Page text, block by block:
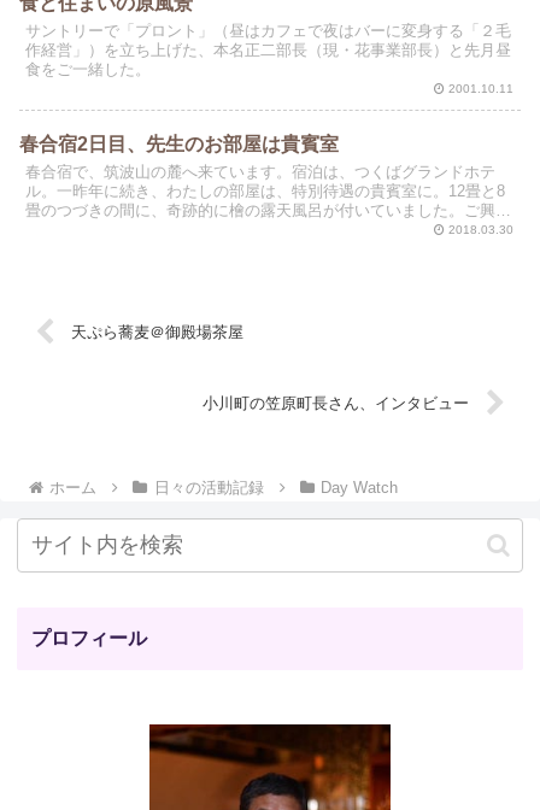
サントリーで「プロント」（昼はカフェで夜はバーに変身する「２毛
作経営」）を立ち上げた、本名正二部長（現・花事業部長）と先月昼
食をご一緒した。
2001.10.11
春合宿2日目、先生のお部屋は貴賓室
春合宿で、筑波山の麓へ来ています。宿泊は、つくばグランドホテ
ル。一昨年に続き、わたしの部屋は、特別待遇の貴賓室に。12畳と8
畳のつづきの間に、奇跡的に檜の露天風呂が付いていました。ご興味
のある方は、わんすけ先生のインスタグラムをチェックして...2018.03.30
天ぷら蕎麦＠御殿場茶屋
小川町の笠原町長さん、インタビュー
ホーム 日々の活動記録 Day Watch
プロフィール